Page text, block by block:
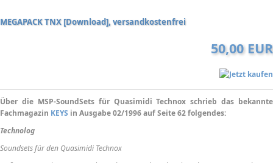
MEGAPACK TNX [Download], versandkostenfrei
50,00 EUR
Über die MSP-SoundSets für Quasimidi Technox schrieb das bekannte
Fachmagazin KEYS in Ausgabe 02/1996 auf Seite 62 folgendes:
Technolog
Soundsets für den Quasimidi Technox